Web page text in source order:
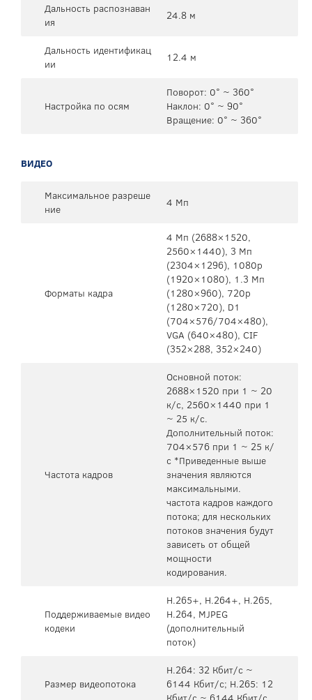
Дальность распознаван
ия
24.8 м
Дальность идентификац
ии
12.4 м
Настройка по осям
Поворот: 0° ~ 360°
Наклон: 0° ~ 90°
Вращение: 0° ~ 360°
ВИДЕО
Максимальное разреше
ние
4 Мп
Форматы кадра
4 Мп (2688×1520,
2560×1440), 3 Мп
(2304×1296), 1080р
(1920×1080), 1.3 Мп
(1280×960), 720p
(1280×720), D1
(704×576/704×480),
VGA (640×480), CIF
(352×288, 352×240)
Частота кадров
Основной поток:
2688×1520 при 1 ~ 20
к/c, 2560×1440 при 1
~ 25 к/c.
Дополнительный поток:
704×576 при 1 ~ 25 к/
с *Приведенные выше
значения являются
максимальными.
частота кадров каждого
потока; для нескольких
потоков значения будут
зависеть от общей
мощности
кодирования.
Поддерживаемые видео
кодеки
H.265+, H.264+, H.265,
H.264, MJPEG
(дополнительный
поток)
Размер видеопотока
H.264: 32 Кбит/с ~
6144 Кбит/с; H.265: 12